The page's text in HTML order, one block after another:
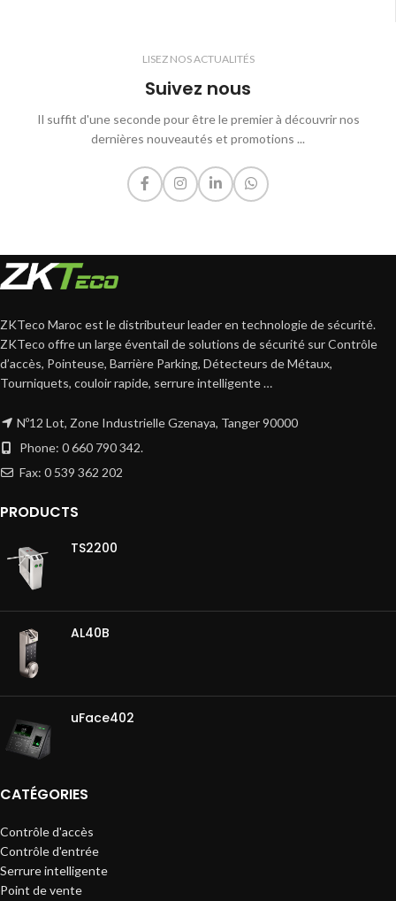
LISEZ NOS ACTUALITÉS
Suivez nous
Il suffit d'une seconde pour être le premier à découvrir nos
dernières nouveautés et promotions ...
ZKTeco Maroc est le distributeur leader en technologie de sécurité.
ZKTeco offre un large éventail de solutions de sécurité sur Contrôle
d’accès, Pointeuse, Barrière Parking, Détecteurs de Métaux,
Tourniquets, couloir rapide, serrure intelligente …
Nº12 Lot, Zone Industrielle Gzenaya, Tanger 90000
Phone: 0 660 790 342.
Fax: 0 539 362 202
PRODUCTS
TS2200
AL40B
uFace402
CATÉGORIES
Contrôle d'accès
Contrôle d'entrée
Serrure intelligente
Point de vente